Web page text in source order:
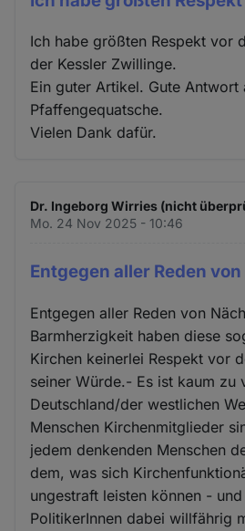
Ich habe größten Respekt vor
der Kessler Zwillinge.
Ein guter Artikel. Gute Antwort
Pfaffengequatsche.
Vielen Dank dafür.
Dr. Ingeborg Wirries (nicht
Mo. 24 Nov 2025 - 10:46
Entgegen aller Reden von
Entgegen aller Reden von
Barmherzigkeit haben diese
Kirchen keinerlei Respekt vor
seiner Würde.- Es ist kaum zu
Deutschland/der westlichen
Menschen Kirchenmitglieder
jedem denkenden Menschen
dem, was sich
ungestraft leisten können -
PolitikerInnen dabei willfährig